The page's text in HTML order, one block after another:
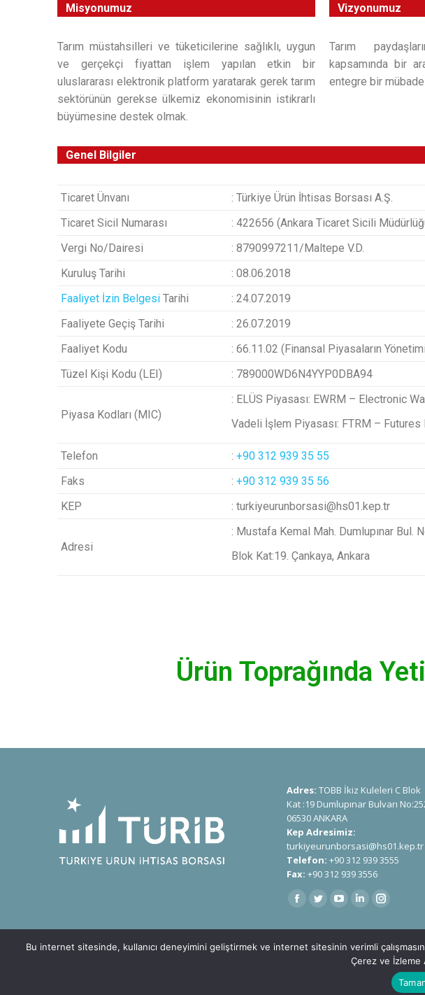
Misyonumuz
Tarım müstahsilleri ve tüketicilerine sağlıklı, uygun
ve gerçekçi fiyattan işlem yapılan etkin bir
uluslararası elektronik platform yaratarak gerek tarım
sektörünün gerekse ülkemiz ekonomisinin istikrarlı
büyümesine destek olmak.
Vizyonumuz
Tarım
kapsamında bir
entegre bir
Genel Bilgiler
Ticaret Ünvanı
: Türkiye Ürün İhtisas Borsası A.Ş.
Ticaret Sicil Numarası
: 422656 (Ankara Ticaret Sicili
Vergi No/Dairesi
: 8790997211/Maltepe V.D.
Kuruluş Tarihi
: 08.06.2018
Faaliyet İzin Belgesi Tarihi
: 24.07.2019
Faaliyete Geçiş Tarihi
: 26.07.2019
Faaliyet Kodu
: 66.11.02 (Finansal Piyasaların
Tüzel Kişi Kodu (LEI)
: 789000WD6N4YYP0DBA94
Piyasa Kodları (MIC)
: ELÜS Piyasası: EWRM – Electronic
Vadeli İşlem Piyasası: FTRM – Futures
Telefon : +90 312 939 35 55
Faks
: +90 312 939 35 56
KEP
: turkiyeurunborsasi@hs01.kep.tr
Adresi
: Mustafa Kemal Mah. Dumlupınar Bul.
Blok Kat:19. Çankaya, Ankara
Ürün Toprağında
Adres: TOBB İkiz Kuleleri C Blok
Kat :19 Dumlupınar Bulvarı
06530 ANKARA
Kep Adresimiz:
turkiyeurunborsasi@hs01.kep.tr
Telefon: +90 312 939 3555
Fax: +90 312 939 3556
Find us on:
Bu internet sitesinde, kullanıcı deneyimini geliştirmek ve internet sitesinin verimli
Çerez ve İzleme